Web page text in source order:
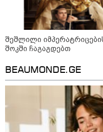
კატეგორიის
შეშლილი
შოკში ჩაგაგდებთ
BEAUMONDE.GE